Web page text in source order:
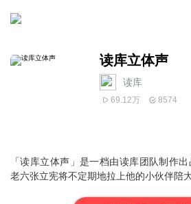
读库立体声
读库
69.12万 8574
「读库立体声」是一档由读库团队制作
老六张立宪将不定期地拉上他的小伙伴陪